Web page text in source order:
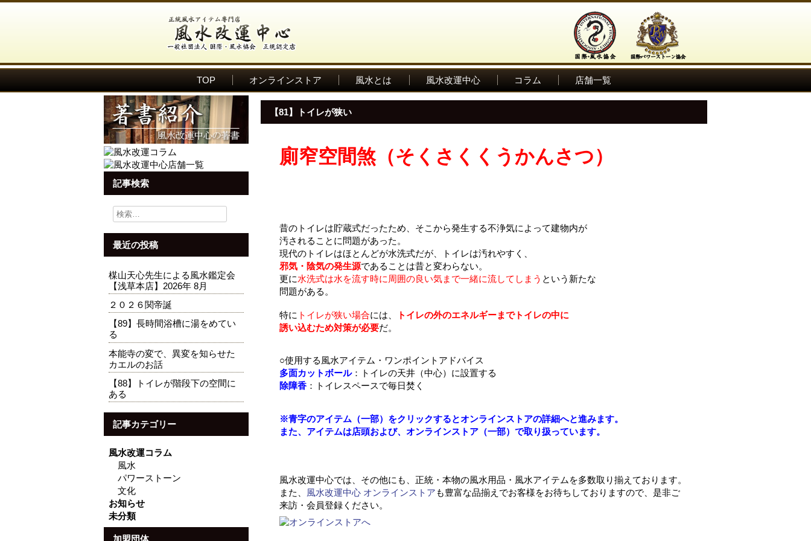
TOP オンラインストア 風水とは 風水改運中心 コラム 店舗一覧
記事検索
検
索:
最近の投稿
楳山天心先生による風水鑑定会
【浅草本店】2026年 8月
２０２６関帝誕
【89】長時間浴槽に湯をめてい
る
本能寺の変で、異変を知らせた
カエルのお話
【88】トイレが階段下の空間に
ある
記事カテゴリー
風水改運コラム
風水
パワーストーン
文化
お知らせ
未分類
【81】トイレが狭い
廁窄空間煞（そくさくくうかんさつ）
昔のトイレは貯蔵式だったため、そこから発生する不浄気によって建物内が
汚されることに問題があった。
現代のトイレはほとんどが水洗式だが、トイレは汚れやすく、
邪気・陰気の発生源であることは昔と変わらない。
更に水洗式は水を流す時に周囲の良い気まで一緒に流してしまう という新たな
問題がある。
特に トイレが狭い場合には、
トイレの外のエネルギーまでトイレの中に
誘い込むため対策が必要だ。
○使用する風水アイテム・ワンポイントアドバイス
多面カットボール：トイレの天井（中心）に設置する
除障香：トイレスペースで毎日焚く
※青字のアイテム（一部）をクリックするとオンラインストアの詳細へと進みます。
また、アイテムは店頭および、オンラインストア（一部）で取り扱っています。
風水改運中心では、その他にも、正統・本物の風水用品・風水アイテムを多数取り揃えております。
また、
風水改運中心 オンラインストアも豊富な品揃えでお客様をお待ちしておりますので、是非ご
来訪・会員登録ください。